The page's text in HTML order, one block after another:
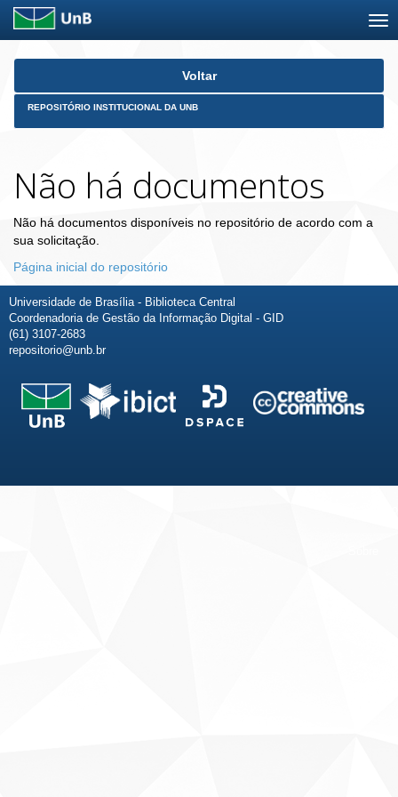
Skip
Voltar
REPOSITÓRIO INSTITUCIONAL DA UNB
Não há documentos
Não há documentos disponíveis no repositório de acordo com a
sua solicitação.
Página inicial do repositório
Universidade de Brasília - Biblioteca Central
Coordenadoria de Gestão da Informação Digital - GID
(61) 3107-2683
repositorio@unb.br